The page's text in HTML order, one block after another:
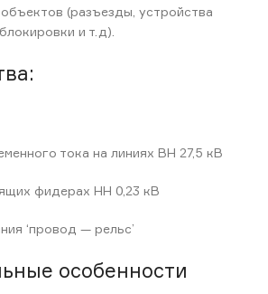
(разъезды, устройства
и т.д).
тока на линиях ВН 27,5 кВ
фидерах НН 0,23 кВ
‘провод — рельс’
особенности